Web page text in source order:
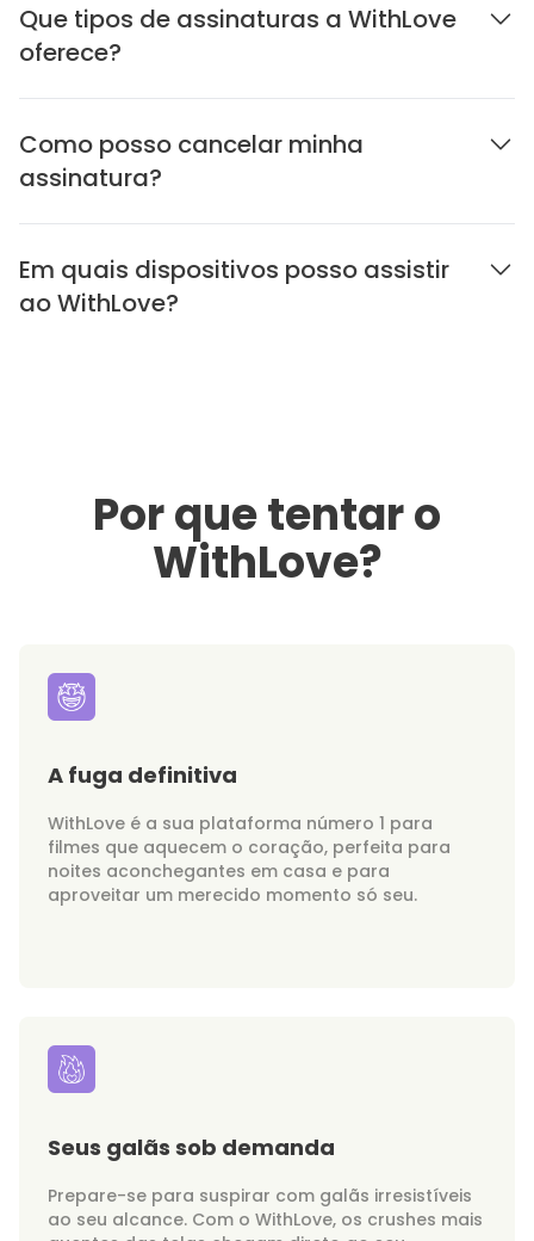
Que tipos de assinaturas a WithLove
oferece?
Como posso cancelar minha
assinatura?
Em quais dispositivos posso assistir
ao WithLove?
Por que tentar o
WithLove?
A fuga definitiva
WithLove é a sua plataforma número 1 para
filmes que aquecem o coração, perfeita para
noites aconchegantes em casa e para
aproveitar um merecido momento só seu.
Seus galãs sob demanda
Prepare-se para suspirar com galãs irresistíveis
ao seu alcance. Com o WithLove, os crushes mais